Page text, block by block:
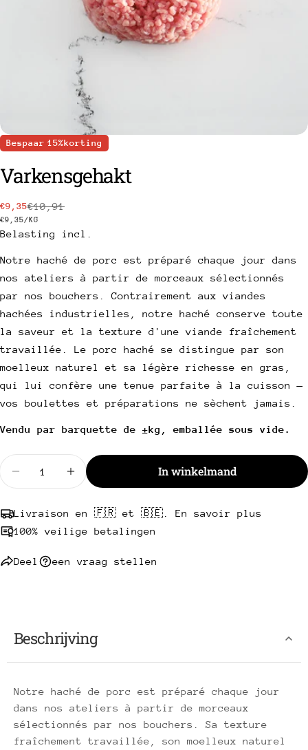
Bespaar 15%korting
Varkensgehakt
Prix
de
€9,35
Prix
habituel
€10,91
PRIJS
PER
EENHEID
€9,35/PAR
KG
Belasting incl.
Notre haché de porc est préparé chaque jour dans
nos ateliers à partir de morceaux sélectionnés
par nos bouchers. Contrairement aux viandes
hachées industrielles, notre haché conserve toute
la saveur et la texture d'une viande fraîchement
travaillée. Le porc haché se distingue par son
moelleux naturel et sa légère richesse en gras,
qui lui confère une tenue parfaite à la cuisson —
vos boulettes et préparations ne sèchent jamais.
Vendu par barquette de ±kg, emballée sous vide.
Verminder de hoeveelheid voor varkensgehakt
Verhoog de hoeveelheid voor
In winkelmand
Livraison en 🇫🇷 et 🇧🇪. En savoir plus
100% veilige betalingen
Deel
Deel dit product
Deel
Kopie
Deel
op
Delen Pin
een vraag stellen
Uw
naam
Uw
e-
mail
Uw
telefoon
Uw
bericht
Stuur een vraag
Beschrijving
Notre haché de porc est préparé chaque jour
dans nos ateliers à partir de morceaux
sélectionnés par nos bouchers. Sa texture
fraîchement travaillée, son moelleux naturel